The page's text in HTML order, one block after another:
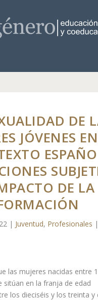
DE
JÓVENES
DE LA
| Juventud, Profesionales |
las mujeres nacidas entre
sitúan en la franja de edad
los dieciséis y los treinta y